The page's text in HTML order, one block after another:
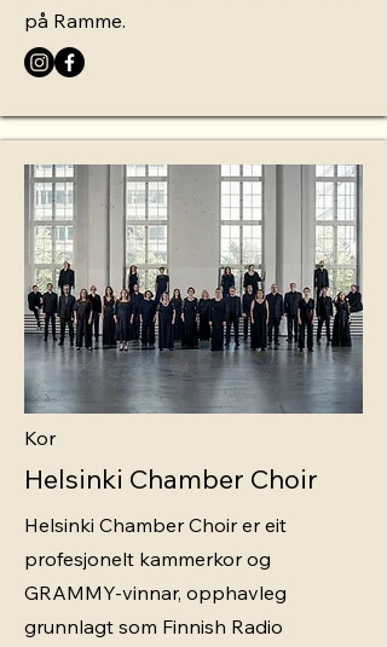
på Ramme.
Kor
Helsinki Chamber Choir
Helsinki Chamber Choir er eit
profesjonelt kammerkor og
GRAMMY-vinnar, opphavleg
grunnlagt som Finnish Radio